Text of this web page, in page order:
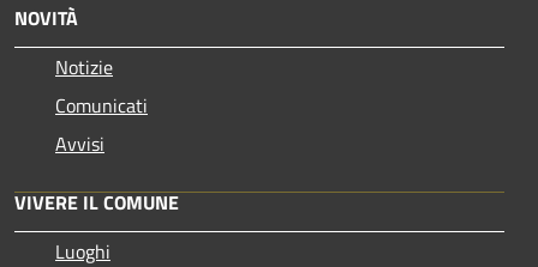
NOVITÀ
Notizie
Comunicati
Avvisi
VIVERE IL COMUNE
Luoghi